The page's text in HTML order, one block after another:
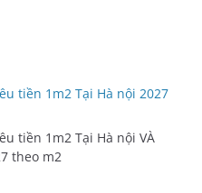
tiền 1m2 Tại Hà nội 2027
tiền 1m2 Tại Hà nội VÀ
theo m2